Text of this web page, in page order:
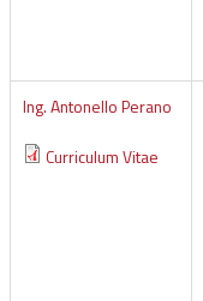
Ing. Antonello Perano
Curriculum Vitae